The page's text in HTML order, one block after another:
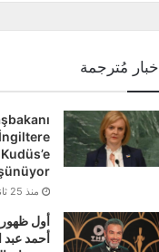
أخبار مُترجمة
منذ 25 ثانية
أول
أحمد عبد